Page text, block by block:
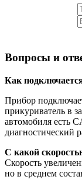
Вопросы и
Как
Прибор
прикуриватель в
автомобиля есть
диагностический
С какой
Скорость
но в среднем